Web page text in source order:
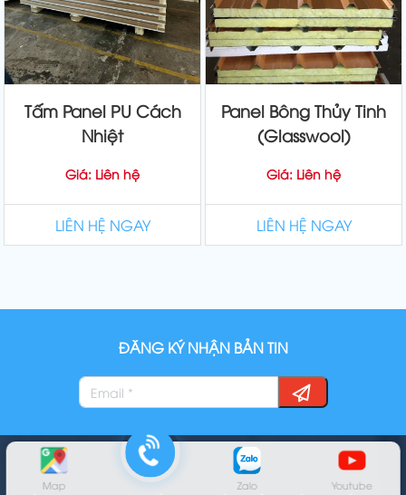
Map Zalo Youtube
Tấm Panel PU Cách
Nhiệt
Giá: Liên hệ
LIÊN HỆ NGAY
Panel Bông Thủy Tinh
(Glasswool)
Giá: Liên hệ
LIÊN HỆ NGAY
ĐĂNG KÝ NHẬN BẢN TIN